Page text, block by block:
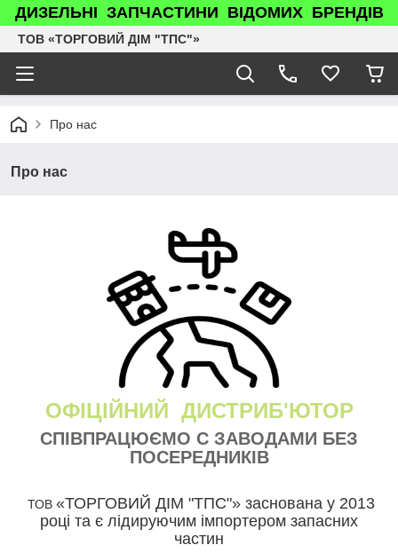
ДИЗЕЛЬНІ ЗАПЧАСТИНИ ВІДОМИХ БРЕНДІВ
ТОВ «ТОРГОВИЙ ДІМ "ТПС"»
Про нас
Про нас
ОФІЦІЙНИЙ ДИСТРИБ'ЮТОР
СПІВПРАЦЮЄМО С ЗАВОДАМИ БЕЗ
ПОСЕРЕДНИКІВ
ТОВ «ТОРГОВИЙ ДІМ "ТПС"» заснована у 2013
році та є лідируючим імпортером запасних
частин